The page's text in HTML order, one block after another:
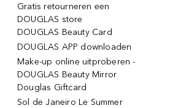
Gratis retourneren een
DOUGLAS store
DOUGLAS Beauty Card
DOUGLAS APP downloaden
Make-up online uitproberen -
DOUGLAS Beauty Mirror
Douglas Giftcard
Sol de Janeiro Le Summer